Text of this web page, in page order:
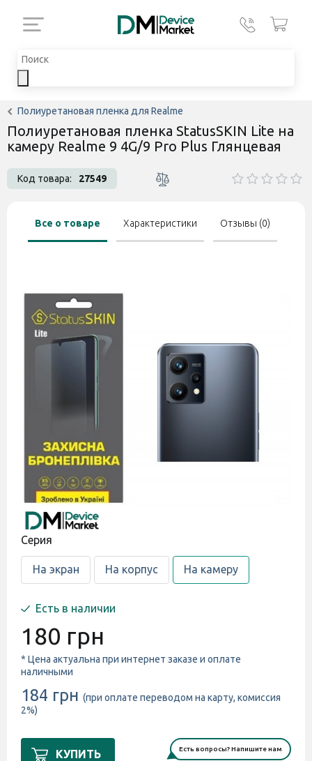
Полиуретановая пленка для Realme
Полиуретановая пленка StatusSKIN Lite на
камеру Realme 9 4G/9 Pro Plus Глянцевая
Код товара: 27549
Все о товаре Характеристики Отзывы (0)
Cерия
На экран На корпус На камеру
Есть в наличии
180 грн
* Цена актуальна при интернет заказе и оплате
наличными
184 грн (при оплате переводом на карту, комиссия
2%)
КУПИТЬ Есть вопросы? Напишите нам